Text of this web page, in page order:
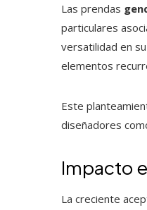
Las prendas
particulares
versatilidad en
elementos
Este
diseñadores
Impacto
La creciente